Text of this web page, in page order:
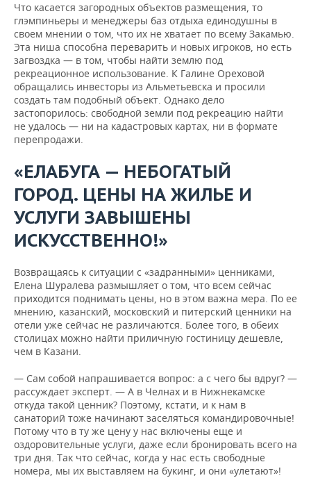
Что касается загородных объектов размещения, то
глэмпиньеры и менеджеры баз отдыха единодушны в
своем мнении о том, что их не хватает по всему Закамью.
Эта ниша способна переварить и новых игроков, но есть
загвоздка — в том, чтобы найти землю под
рекреационное использование. К Галине Ореховой
обращались инвесторы из Альметьевска и просили
создать там подобный объект. Однако дело
застопорилось: свободной земли под рекреацию найти
не удалось — ни на кадастровых картах, ни в формате
перепродажи.
«ЕЛАБУГА — НЕБОГАТЫЙ
ГОРОД. ЦЕНЫ НА ЖИЛЬЕ И
УСЛУГИ ЗАВЫШЕНЫ
ИСКУССТВЕННО!»
Возвращаясь к ситуации с «задранными» ценниками,
Елена Шуралева размышляет о том, что всем сейчас
приходится поднимать цены, но в этом важна мера. По ее
мнению, казанский, московский и питерский ценники на
отели уже сейчас не различаются. Более того, в обеих
столицах можно найти приличную гостиницу дешевле,
чем в Казани.
— Сам собой напрашивается вопрос: а с чего бы вдруг? —
рассуждает эксперт. — А в Челнах и в Нижнекамске
откуда такой ценник? Поэтому, кстати, и к нам в
санаторий тоже начинают заселяться командировочные!
Потому что в ту же цену у нас включены еще и
оздоровительные услуги, даже если бронировать всего на
три дня. Так что сейчас, когда у нас есть свободные
номера, мы их выставляем на букинг, и они «улетают»!